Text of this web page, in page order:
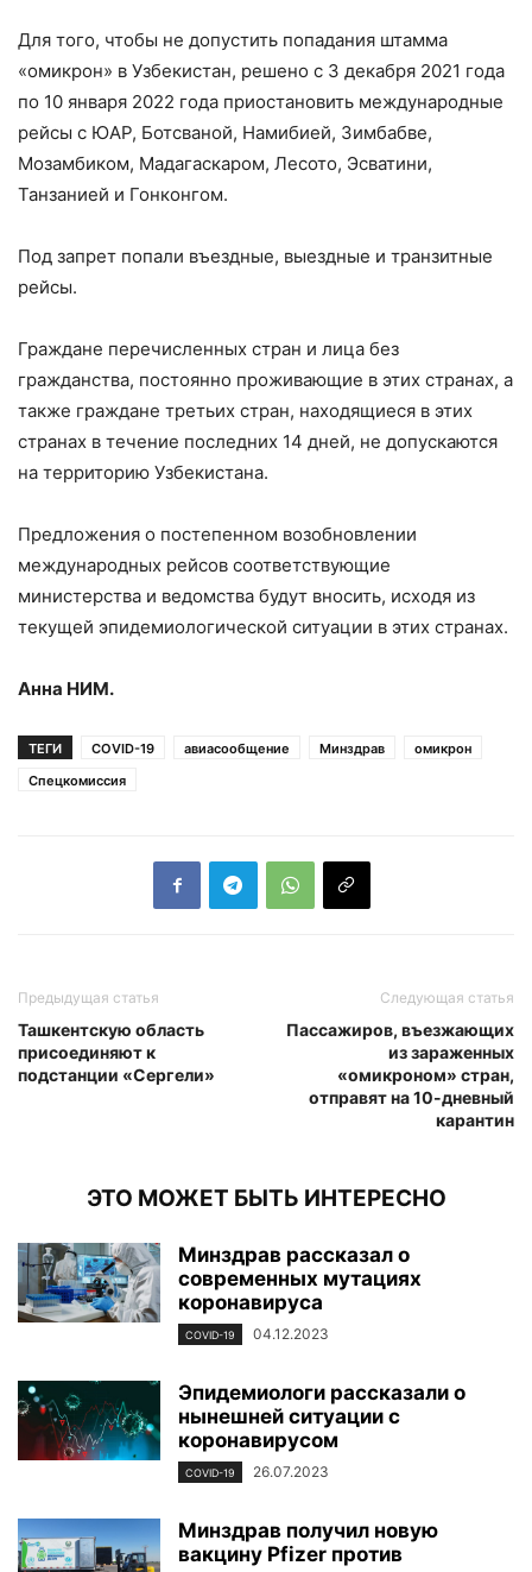
Для того, чтобы не допустить попадания штамма
«омикрон» в Узбекистан, решено с 3 декабря 2021 года
по 10 января 2022 года приостановить международные
рейсы с ЮАР, Ботсваной, Намибией, Зимбабве,
Мозамбиком, Мадагаскаром, Лесото, Эсватини,
Танзанией и Гонконгом.
Под запрет попали въездные, выездные и транзитные
рейсы.
Граждане перечисленных стран и лица без
гражданства, постоянно проживающие в этих странах, а
также граждане третьих стран, находящиеся в этих
странах в течение последних 14 дней, не допускаются
на территорию Узбекистана.
Предложения о постепенном возобновлении
международных рейсов соответствующие
министерства и ведомства будут вносить, исходя из
текущей эпидемиологической ситуации в этих странах.
Анна НИМ.
ТЕГИ COVID-19 авиасообщение Минздрав
омикрон
Спецкомиссия
Предыдущая статья
Ташкентскую область
присоединяют к
подстанции «Сергели»
Следующая статья
Пассажиров, въезжающих
из зараженных
«омикроном» стран,
отправят на 10-дневный
карантин
ЭТО МОЖЕТ БЫТЬ ИНТЕРЕСНО
Минздрав рассказал о
современных мутациях
коронавируса
COVID-19 04.12.2023
Эпидемиологи рассказали о
нынешней ситуации с
коронавирусом
COVID-19 26.07.2023
Минздрав получил новую
вакцину Pfizer против